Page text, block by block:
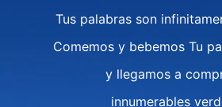
Tus palabras son
Comemos y bebemos Tu
y llegamos a
innumerables